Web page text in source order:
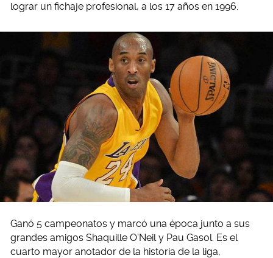
lograr un fichaje profesional, a los 17 años en 1996.
Ganó 5 campeonatos y marcó una época junto a sus
grandes amigos Shaquille O’Neil y Pau Gasol. Es el
cuarto mayor anotador de la historia de la liga,